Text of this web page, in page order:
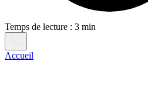
Temps de lecture : 3 min
Accueil